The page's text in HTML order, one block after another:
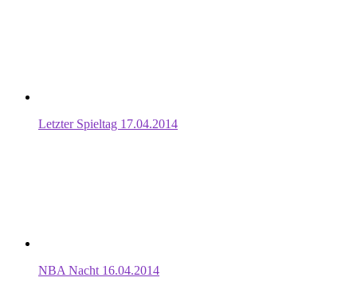
Letzter Spieltag 17.04.2014
NBA Nacht 16.04.2014